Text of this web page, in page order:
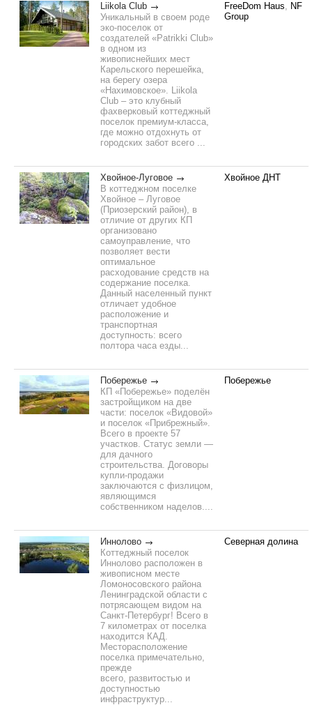
Liikola Club
Уникальный в своем роде
эко-поселок от
создателей «Patrikki Сlub»
в одном из
живописнейших мест
Карельского перешейка,
на берегу озера
«Нахимовское». Liikola
Club – это клубный
фахверковый коттеджный
поселок премиум-класса,
где можно отдохнуть от
городских забот всего ...
FreeDom Нaus, NF
Group
Хвойное-Луговое
В коттеджном поселке
Хвойное – Луговое
(Приозерский район), в
отличие от других КП
организовано
самоуправление, что
позволяет вести
оптимальное
расходование средств на
содержание поселка.
Данный населенный пункт
отличает удобное
расположение и
транспортная
доступность: всего
полтора часа езды...
Хвойное ДНТ
Побережье
КП «Побережье» поделён
застройщиком на две
части: поселок «Видовой»
и поселок «Прибрежный».
Всего в проекте 57
участков. Статус земли —
для дачного
строительства. Договоры
купли-продажи
заключаются с физлицом,
являющимся
собственником наделов....
Побережье
Иннолово
Коттеджный поселок
Иннолово расположен в
живописном месте
Ломоносовского района
Ленинградской области с
потрясающем видом на
Санкт-Петербург! Всего в
7 километрах от поселка
находится КАД.
Месторасположение
поселка примечательно,
прежде
всего, развитостью и
доступностью
инфраструктур...
Северная долина